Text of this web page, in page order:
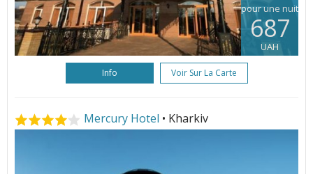
pour une nuit
687
UAH
Info Voir Sur La Carte
Mercury Hotel • Kharkiv